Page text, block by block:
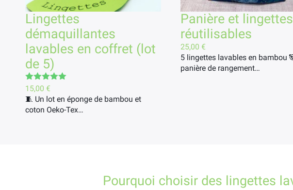
Pourquoi choisir des lingettes
Lingettes
démaquillantes
lavables en coffret (lot
de 5)
Note 5.00
sur 5
15,00 €
🧵 Un lot en éponge de bambou et
coton Oeko-Tex…
Panière et lingettes
réutilisables
25,00 €
5 lingettes lavables en bambou
panière de rangement…